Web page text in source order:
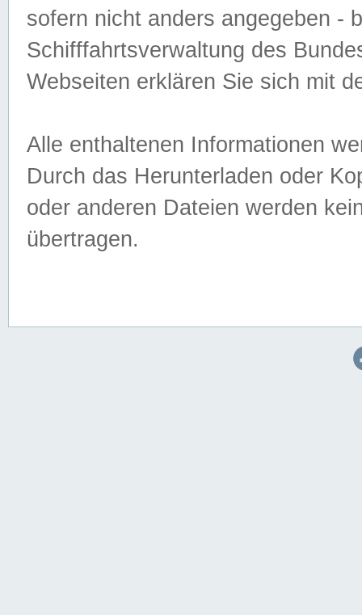
sofern nicht anders angegeben -
Schifffahrtsverwaltung des
Webseiten erklären Sie sich mit
Alle enthaltenen Informationen
Durch das Herunterladen oder
oder anderen Dateien werden
übertragen.